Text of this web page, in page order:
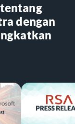
dengan